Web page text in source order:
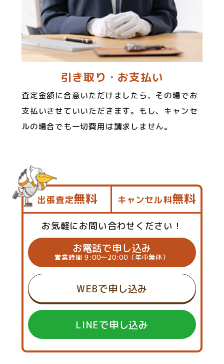
引き取り・お支払い
査定金額に合意いただけましたら、その場でお
支払いさせていいただきます。もし、キャンセ
ルの場合でも一切費用は請求しません。
出張査定無料 キャンセル料無料
お気軽にお問い合わせください！
お電話で申し込み
営業時間 9:00～20:00（年中無休）
WEBで申し込み
LINEで申し込み